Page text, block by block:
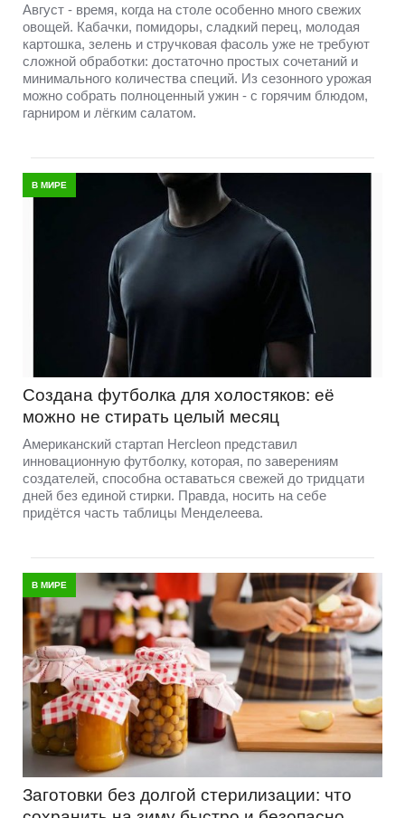
Август - время, когда на столе особенно много свежих
овощей. Кабачки, помидоры, сладкий перец, молодая
картошка, зелень и стручковая фасоль уже не требуют
сложной обработки: достаточно простых сочетаний и
минимального количества специй. Из сезонного урожая
можно собрать полноценный ужин - с горячим блюдом,
гарниром и лёгким салатом.
В МИРЕ
Создана футболка для холостяков: её
можно не стирать целый месяц
Американский стартап Hercleon представил
инновационную футболку, которая, по заверениям
создателей, способна оставаться свежей до тридцати
дней без единой стирки. Правда, носить на себе
придётся часть таблицы Менделеева.
В МИРЕ
Заготовки без долгой стерилизации: что